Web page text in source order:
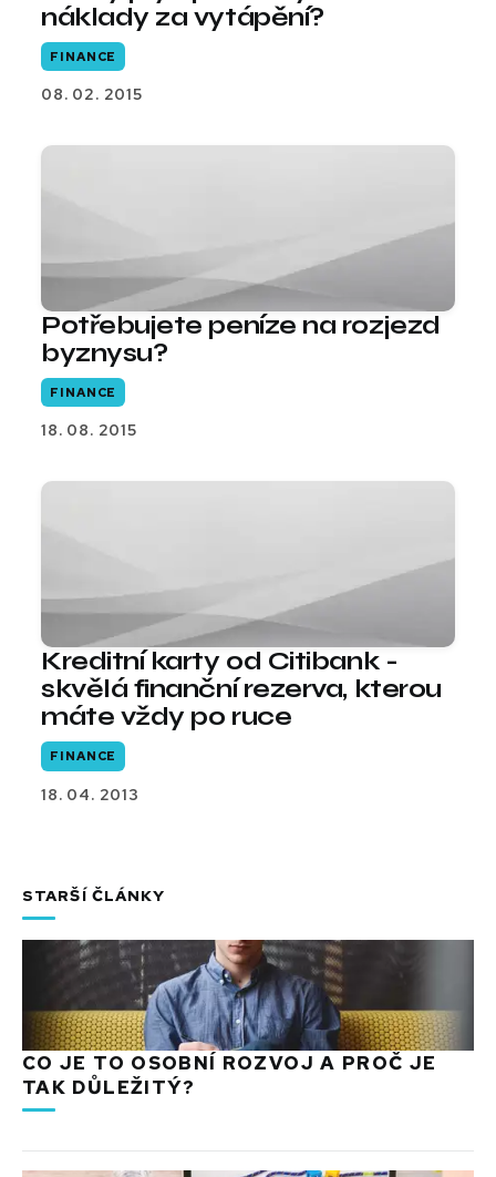
náklady za vytápění?
FINANCE
08. 02. 2015
Potřebujete peníze na rozjezd
byznysu?
FINANCE
18. 08. 2015
Kreditní karty od Citibank -
skvělá finanční rezerva, kterou
máte vždy po ruce
FINANCE
18. 04. 2013
STARŠÍ ČLÁNKY
CO JE TO OSOBNÍ ROZVOJ A PROČ JE
TAK DŮLEŽITÝ?